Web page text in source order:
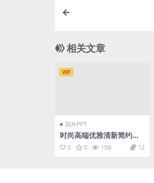
相关文章
VIP
国外PPT
时尚高端优雅清新简约多
用途的高品质keynote幻
灯片演示模板（key）
0 0 109 12